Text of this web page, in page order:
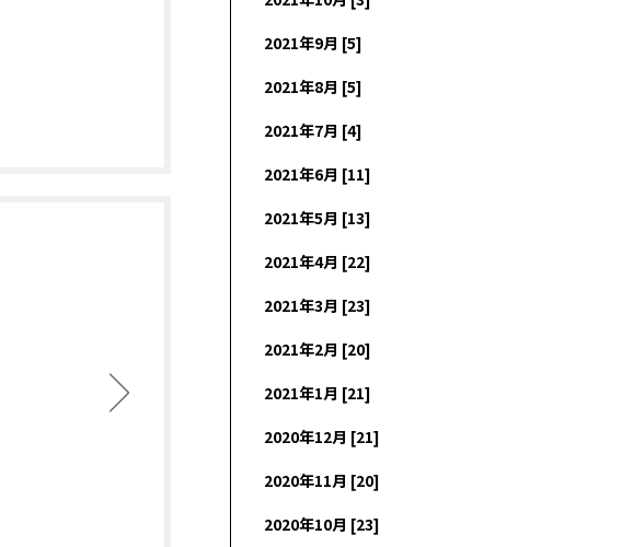
2021年9月 [5]
2021年8月 [5]
2021年7月 [4]
2021年6月 [11]
2021年5月 [13]
2021年4月 [22]
2021年3月 [23]
2021年2月 [20]
2021年1月 [21]
2020年12月 [21]
2020年11月 [20]
2020年10月 [23]